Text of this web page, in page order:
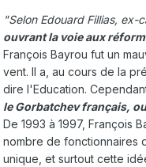
"Selon Edouard Fillias,
ouvrant la voie aux
François Bayrou fut un
vent. Il a, au cours de la
dire l'Education.
le Gorbatchev français,
De 1993 à 1997, François
nombre de fonctionnaires
unique, et surtout cette